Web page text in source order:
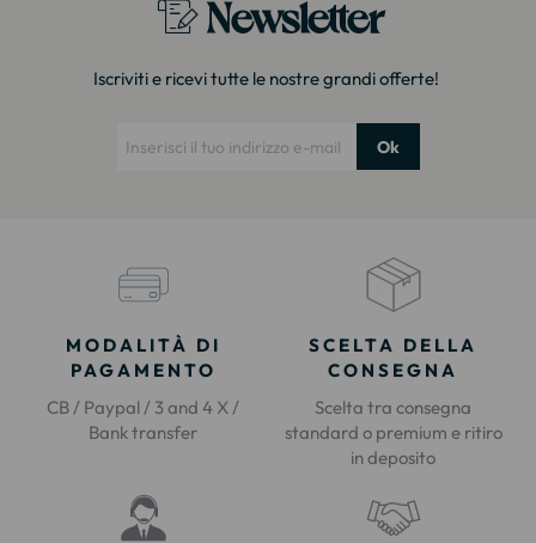
Newsletter
Iscriviti e ricevi tutte le nostre grandi offerte!
Ok
MODALITÀ DI
PAGAMENTO
CB / Paypal / 3 and 4 X /
Bank transfer
SCELTA DELLA
CONSEGNA
Scelta tra consegna
standard o premium e ritiro
in deposito